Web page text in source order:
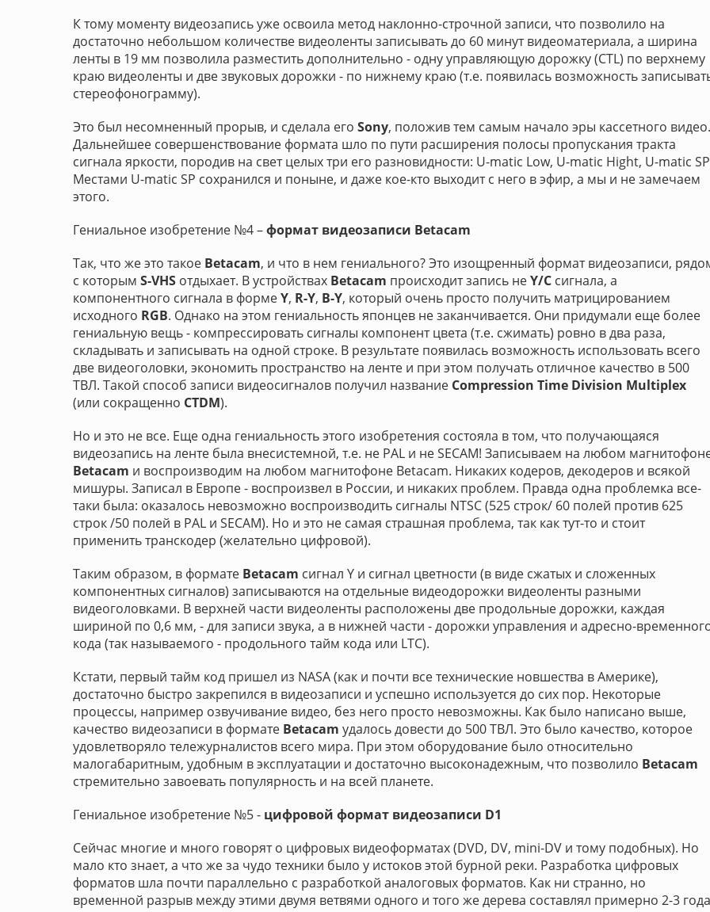
К тому моменту видеозапись уже освоила метод наклонно-строчной записи, что позволило на
достаточно небольшом количестве видеоленты записывать до 60 минут видеоматериала, а ширина
ленты в 19 мм позволила разместить дополнительно - одну управляющую дорожку (СTL) по верхнему
краю видеоленты и две звуковых дорожки - по нижнему краю (т.е. появилась возможность
стереофонограмму).
Это был несомненный прорыв, и сделала его Sony, положив тем самым начало эры кассетного видео.
Дальнейшее совершенствование формата шло по пути расширения полосы пропускания тракта
сигнала яркости, породив на свет целых три его разновидности: U-matic Low, U-matic Hight, U-matic
Местами U-matic SP сохранился и поныне, и даже кое-кто выходит с него в эфир, а мы и не замечаем
этого.
Гениальное изобретение №4 –формат видеозаписи Betacam
Так, что же это такое Betacam, и что в нем гениального? Это изощренный формат видеозаписи,
с которым S-VHS отдыхает. В устройствах Betacam происходит запись неY/C сигнала, а
компонентного сигнала в формеY, R-Y, B-Y, который очень просто получить матрицированием
исходного RGB. Однако на этом гениальность японцев не заканчивается. Они придумали еще более
гениальную вещь - компрессировать сигналы компонент цвета (т.е. сжимать) ровно в два раза,
складывать и записывать на одной строке. В результате появилась возможность использовать всего
две видеоголовки, экономить пространство на ленте и при этом получать отличное качество в 500
ТВЛ. Такой способ записи видеосигналов получил название Compression Time Division Multiplex
(или сокращенно CTDM).
Но и это не все. Еще одна гениальность этого изобретения состояла в том, что получающаяся
видеозапись на ленте была внесистемной, т.е. не PAL и не SECAM! Записываем на любом
Betacam и воспроизводим на любом магнитофоне Betacam. Никаких кодеров, декодеров и всякой
мишуры. Записал в Европе - воспроизвел в России, и никаких проблем. Правда одна проблемка все-
таки была: оказалось невозможно воспроизводить сигналы NTSC (525 строк/ 60 полей против 625
строк /50 полей в PAL и SECAM). Но и это не самая страшная проблема, так как тут-то и стоит
применить транскодер (желательно цифровой).
Таким образом, в формате Betacam сигнал Y и сигнал цветности (в виде сжатых и сложенных
компонентных сигналов) записываются на отдельные видеодорожки видеоленты разными
видеоголовками. В верхней части видеоленты расположены две продольные дорожки, каждая
шириной по 0,6 мм, - для записи звука, а в нижней части - дорожки управления и адресно-
кода (так называемого - продольного тайм кода или LTC).
Кстати, первый тайм код пришел из NASA (как и почти все технические новшества в Америке),
достаточно быстро закрепился в видеозаписи и успешно используется до сих пор. Некоторые
процессы, например озвучивание видео, без него просто невозможны. Как было написано выше,
качество видеозаписи в формате Betacam удалось довести до 500 ТВЛ. Это было качество, которое
удовлетворяло тележурналистов всего мира. При этом оборудование было относительно
малогабаритным, удобным в эксплуатации и достаточно высоконадежным, что позволило Betacam
стремительно завоевать популярность и на всей планете.
Гениальное изобретение №5 - цифровой формат видеозаписи D1
Сейчас многие и много говорят о цифровых видеоформатах (DVD, DV, mini-DV и тому подобных). Но
мало кто знает, а что же за чудо техники было у истоков этой бурной реки. Разработка цифровых
форматов шла почти параллельно с разработкой аналоговых форматов. Как ни странно, но
временной разрыв между этими двумя ветвями одного и того же дерева составлял примерно 2-3